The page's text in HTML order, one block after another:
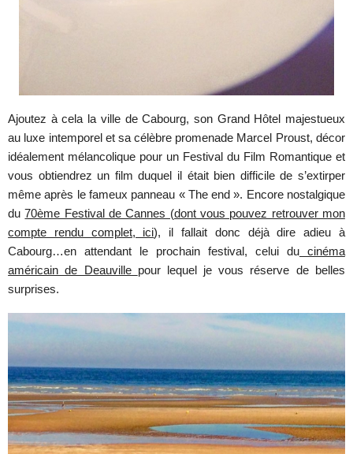
Ajoutez à cela la ville de Cabourg, son Grand Hôtel majestueux
au luxe intemporel et sa célèbre promenade Marcel Proust, décor
idéalement mélancolique pour un Festival du Film Romantique et
vous obtiendrez un film duquel il était bien difficile de s’extirper
même après le fameux panneau « The end ». Encore nostalgique
du70ème Festival de Cannes (dont vous pouvez retrouver mon
compte rendu complet, ici), il fallait donc déjà dire adieu à
Cabourg…en attendant le prochain festival, celui ducinéma
américain de Deauville pour lequel je vous réserve de belles
surprises.